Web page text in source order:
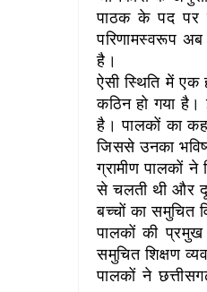
पाठक के पद पर
परिणामस्वरूप
है।
ऐसी स्थिति में एक
कठिन हो गया है।
है। पालकों का
जिससे उनका
ग्रामीण पालकों
से चलती थी और
बच्चों का समुचित
पालकों की प्रमुख
समुचित शिक्षण
पालकों ने